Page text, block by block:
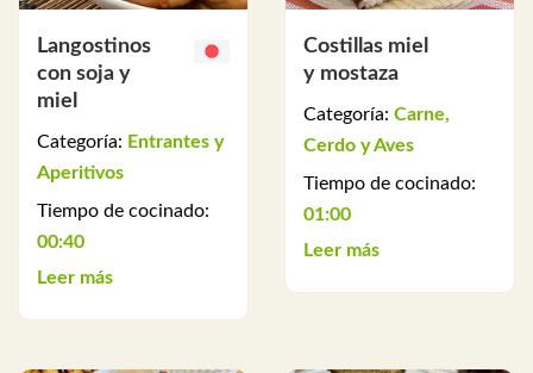
Langostinos
con soja y
miel
Categoría: Entrantes y
Aperitivos
Tiempo de cocinado:
00:40
Leer más
Costillas miel
y mostaza
Categoría: Carne,
Cerdo y Aves
Tiempo de cocinado:
01:00
Leer más